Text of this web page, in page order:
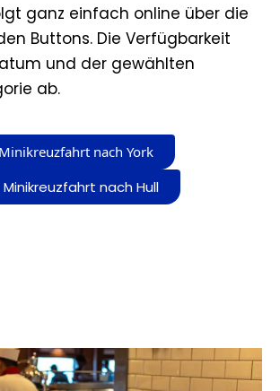
ganz einfach online über die
Buttons. Die Verfügbarkeit
und der gewählten
ab.
nach York
nach Hull